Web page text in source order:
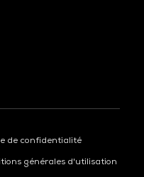
de confidentialité
générales d'utilisation